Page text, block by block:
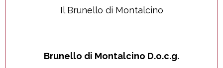
Il Brunello di Montalcino
Brunello di Montalcino D.o.c.g.